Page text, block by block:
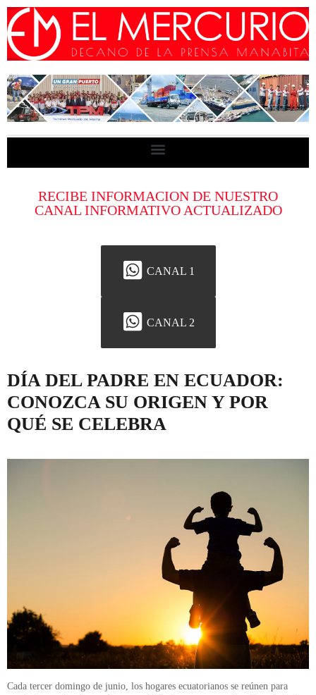
RECIBE INFORMACION DE NUESTRO
CANAL INFORMATIVO ACTUALIZADO
CANAL 1
CANAL 2
DÍA DEL PADRE EN ECUADOR:
CONOZCA SU ORIGEN Y POR
QUÉ SE CELEBRA
Cada tercer domingo de junio, los hogares ecuatorianos se reúnen para